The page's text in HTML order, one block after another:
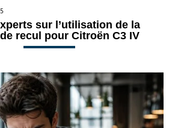
sur l’utilisation de la
recul pour Citroën C3 IV